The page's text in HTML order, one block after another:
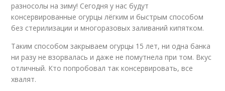
разносолы на зиму! Сегодня у нас будут
консервированные огурцы лёгким и быстрым способом
без стерилизации и многоразовых заливаний кипятком.
Таким способом закрываем огурцы 15 лет, ни одна банка
ни разу не взорвалась и даже не помутнела при том. Вкус
отличный. Кто попробовал так консервировать, все
хвалят.